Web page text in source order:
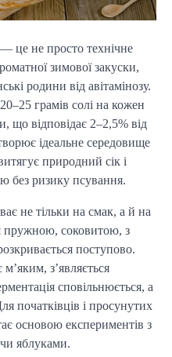
це не просто технічне
зимової закуски,
родини від авітамінозу.
грамів солі на кожен
що відповідає 2–2,5% від
ідеальне середовище
природний сік і
без ризику псування.
не тільки на смак, а й на
пружною, соковитою, з
поступово.
з’являється
сповільнюється, а
початківців і просунутих
основою експериментів з
яблуками.